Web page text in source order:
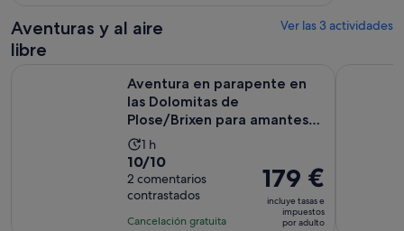
de
adulto*
Aventuras y al aire
libre
Ver las 3 actividades
Aventura en parapente en
las Dolomitas de
Plose/Brixen para amantes
de la n...
La
duración
de
la
actividad
1 h
10.0
sobre
10
con
10/10
2 comentarios
contrastados
Cancelación gratuita
El
precio
es
179 €
incluye tasas e
impuestos
por adulto